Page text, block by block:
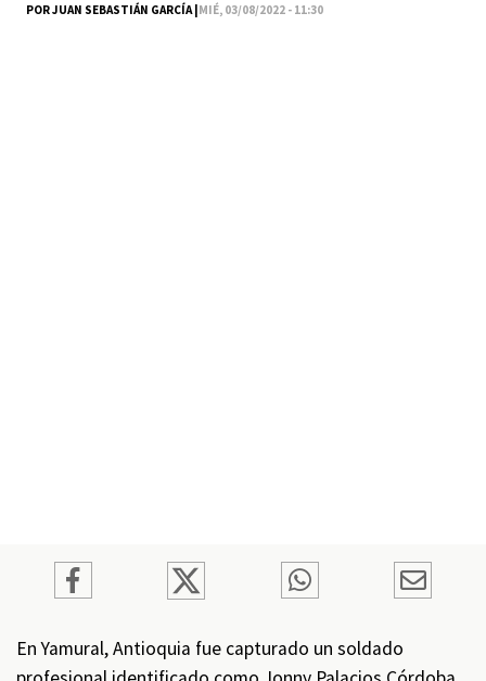
POR JUAN SEBASTIÁN GARCÍA |MIÉ, 03/08/2022 - 11:30
En Yamural, Antioquia fue capturado un soldado